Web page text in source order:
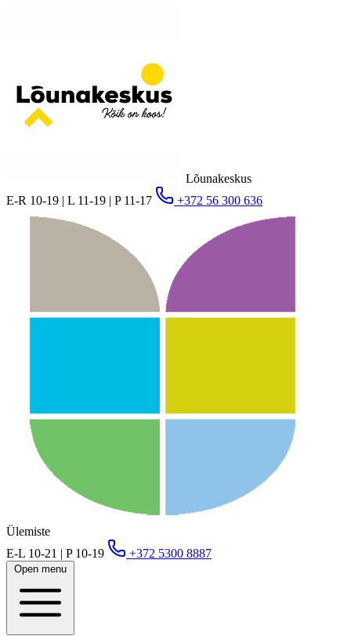
Lõunakeskus
E-R 10-19 | L 11-19 | P 11-17
+372 56 300 636
Ülemiste
E-L 10-21 | P 10-19
+372 5300 8887
Open menu